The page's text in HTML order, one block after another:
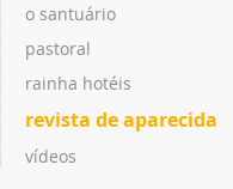
o santuário
pastoral
rainha hotéis
revista de aparecida
vídeos